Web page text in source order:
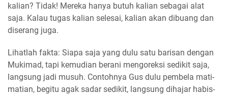
kalian? Tidak! Mereka hanya butuh kalian sebagai alat
saja. Kalau tugas kalian selesai, kalian akan dibuang dan
diserang juga.
Lihatlah fakta: Siapa saja yang dulu satu barisan dengan
Mukimad, tapi kemudian berani mengoreksi sedikit saja,
langsung jadi musuh. Contohnya Gus dulu pembela mati-
matian, begitu agak sadar sedikit, langsung dihajar habis-